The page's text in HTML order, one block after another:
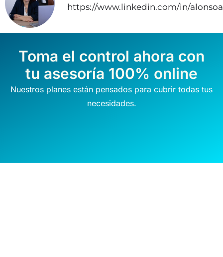
https://www.linkedin.com/in/
Toma el control ahora con
tu asesoría 100% online
Nuestros planes están pensados para cubrir todas tus
necesidades.